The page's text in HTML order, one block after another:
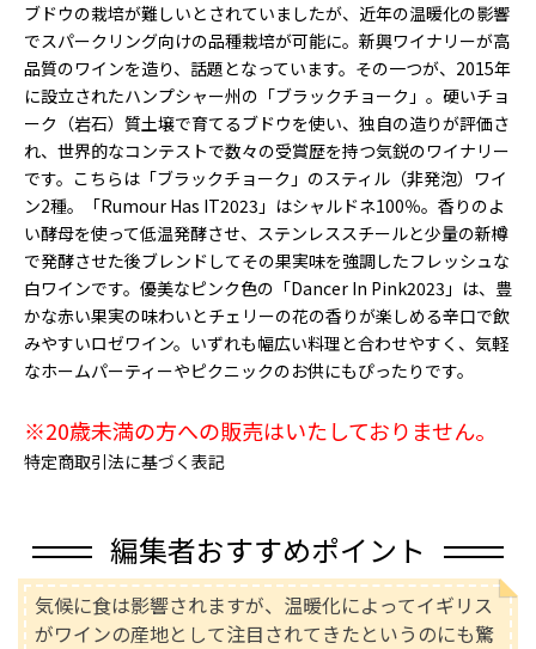
ブドウの栽培が難しいとされていましたが、近年の温暖化の影響
でスパークリング向けの品種栽培が可能に。新興ワイナリーが高
品質のワインを造り、話題となっています。その一つが、2015年
に設立されたハンプシャー州の「ブラックチョーク」。硬いチョ
ーク（岩石）質土壌で育てるブドウを使い、独自の造りが評価さ
れ、世界的なコンテストで数々の受賞歴を持つ気鋭のワイナリー
です。こちらは「ブラックチョーク」のスティル（非発泡）ワイ
ン2種。「Rumour Has IT2023」はシャルドネ100％。香りのよ
い酵母を使って低温発酵させ、ステンレススチールと少量の新樽
で発酵させた後ブレンドしてその果実味を強調したフレッシュな
白ワインです。優美なピンク色の「Dancer In Pink2023」は、豊
かな赤い果実の味わいとチェリーの花の香りが楽しめる辛口で飲
みやすいロゼワイン。いずれも幅広い料理と合わせやすく、気軽
なホームパーティーやピクニックのお供にもぴったりです。
※20歳未満の方への販売はいたしておりません。
特定商取引法に基づく表記
編集者おすすめポイント
気候に食は影響されますが、温暖化によってイギリス
がワインの産地として注目されてきたというのにも驚